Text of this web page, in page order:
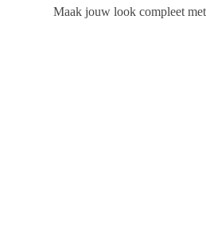
Maak jouw look compleet